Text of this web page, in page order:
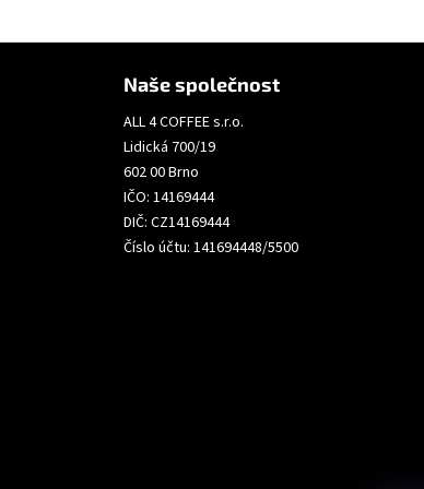
Naše společnost
ALL 4 COFFEE s.r.o.
Lidická 700/19
602 00 Brno
IČO: 14169444
DIČ: CZ14169444
Číslo účtu: 141694448/5500